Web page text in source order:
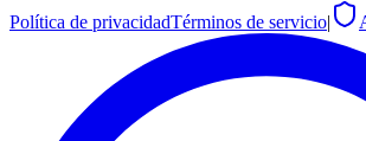
Política de privacidadTérminos de servicio|